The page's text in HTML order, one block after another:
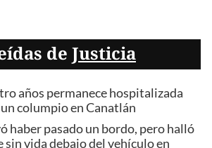
de Justicia
años permanece hospitalizada
columpio en Canatlán
haber pasado un bordo, pero halló
sin vida debajo del vehículo en